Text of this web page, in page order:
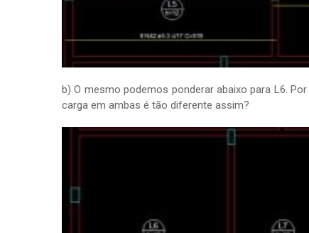
b) O mesmo podemos ponderar abaixo para L6.
carga em ambas é tão diferente assim?